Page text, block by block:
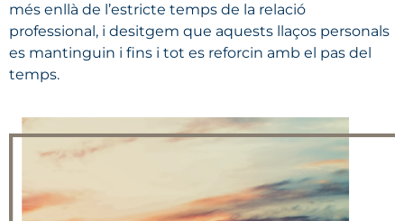
més enllà de l’estricte temps de la relació
professional, i desitgem que aquests llaços personals
es mantinguin i fins i tot es reforcin amb el pas del
temps.